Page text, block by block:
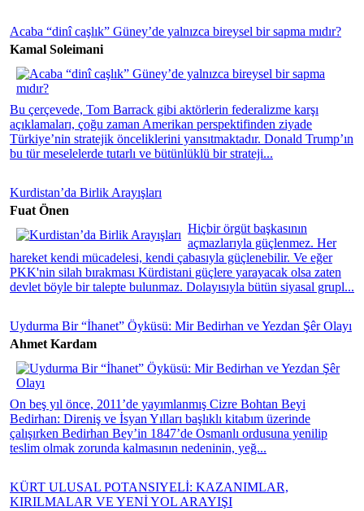
Acaba “dinî caşlık” Güney’de yalnızca bireysel bir sapma mıdır?
Kamal Soleimani
Bu çerçevede, Tom Barrack gibi aktörlerin federalizme karşı
açıklamaları, çoğu zaman Amerikan perspektifinden ziyade
Türkiye’nin stratejik önceliklerini yansıtmaktadır. Donald Trump’ın
bu tür meselelerde tutarlı ve bütünlüklü bir strateji...
Kurdistan’da Birlik Arayışları
Fuat Önen
Hiçbir örgüt başkasının
açmazlarıyla güçlenmez. Her
hareket kendi mücadelesi, kendi çabasıyla güçlenebilir. Ve eğer
PKK'nin silah bırakması Kürdistani güçlere yarayacak olsa zaten
devlet böyle bir talepte bulunmaz. Dolayısıyla bütün siyasal grupl...
Uydurma Bir “İhanet” Öyküsü: Mir Bedirhan ve Yezdan Şêr Olayı
Ahmet Kardam
On beş yıl önce, 2011’de yayımlanmış Cizre Bohtan Beyi
Bedirhan: Direniş ve İsyan Yılları başlıklı kitabım üzerinde
çalışırken Bedirhan Bey’in 1847’de Osmanlı ordusuna yenilip
teslim olmak zorunda kalmasının nedeninin, yeğ...
KÜRT ULUSAL POTANSIYELİ: KAZANIMLAR,
KIRILMALAR VE YENİ YOL ARAYIŞI